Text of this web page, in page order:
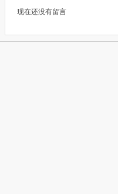
现在还没有留言